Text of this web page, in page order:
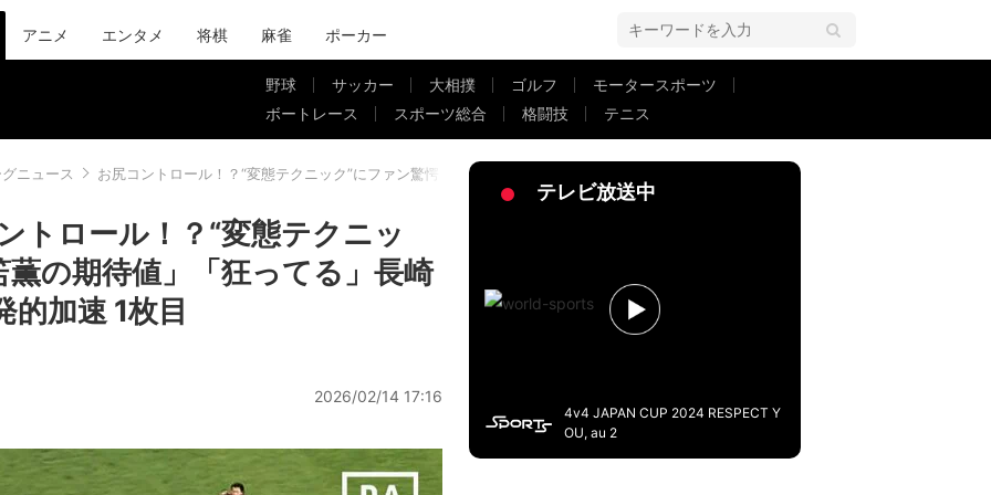
アニメ エンタメ 将棋 麻雀 ポーカー
野球 サッカー 大相撲 ゴルフ
モータースポーツ
ボートレース
スポーツ総合 格闘技 テニス
ニュース お尻コントロール！？“変態テクニック”にファン驚愕「三笘薫の期待値」「狂ってる」長崎FWが神ターンから爆発的加速
トロール！？“変態テクニッ
の期待値」「狂ってる」長崎
加速 1枚目
2026/02/14 17:16
テレビ放送中
4v4 JAPAN CUP 2024 RESPECT Y
OU, au 2